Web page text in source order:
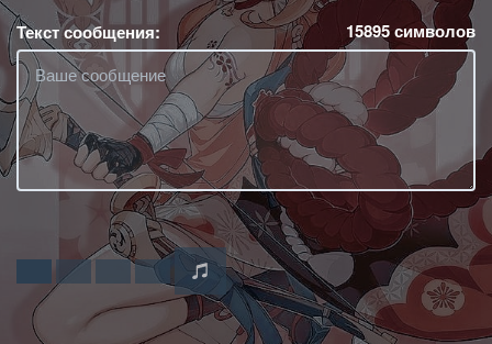
Текст сообщения: 15895символов